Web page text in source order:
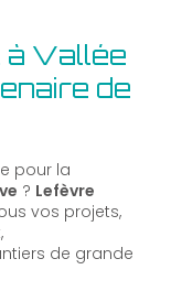
à Vallée
de
pour la
? Lefèvre
vos projets,
de grande